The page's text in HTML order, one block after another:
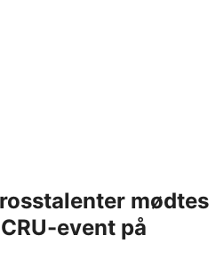
mødtes
event på